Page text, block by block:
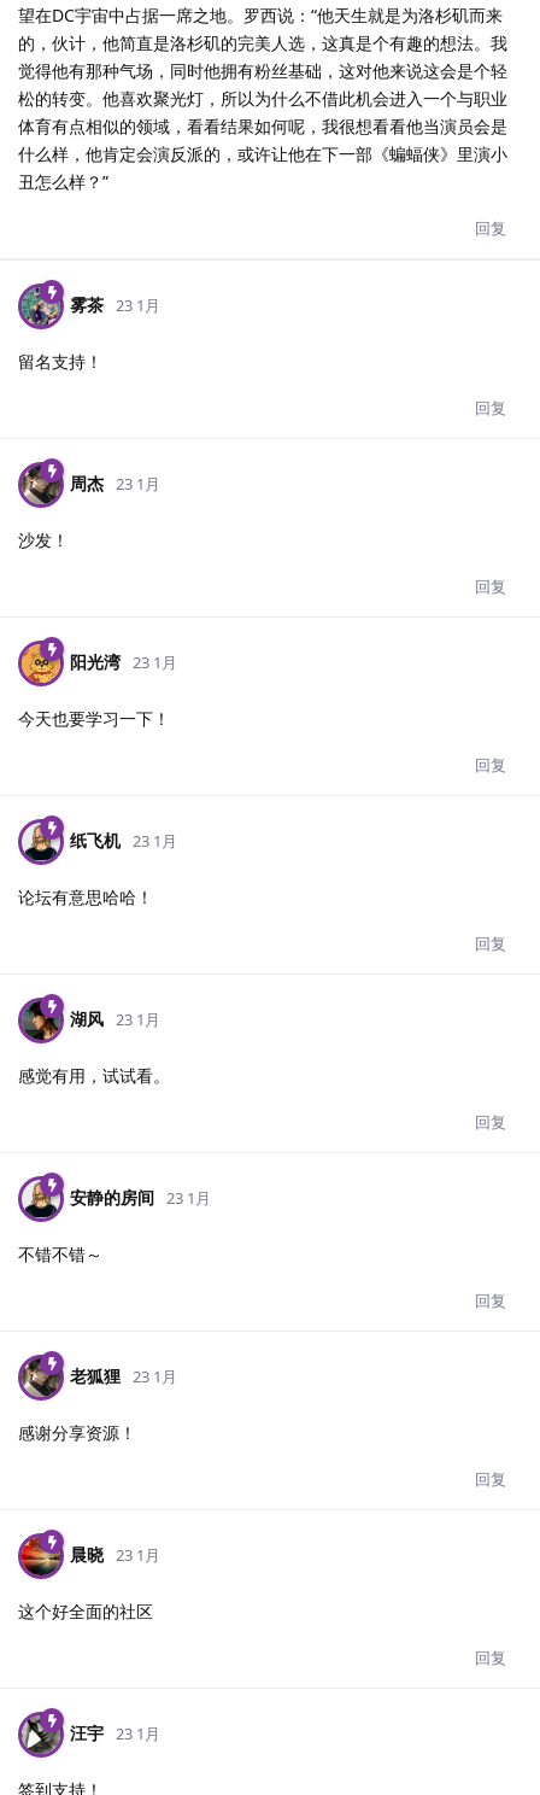
望在DC宇宙中占据一席之地。罗西说：“他天生就是为洛杉矶而来
的，伙计，他简直是洛杉矶的完美人选，这真是个有趣的想法。我
觉得他有那种气场，同时他拥有粉丝基础，这对他来说这会是个轻
松的转变。他喜欢聚光灯，所以为什么不借此机会进入一个与职业
体育有点相似的领域，看看结果如何呢，我很想看看他当演员会是
什么样，他肯定会演反派的，或许让他在下一部《蝙蝠侠》里演小
丑怎么样？”
回复
雾茶 23 1月
留名支持！
回复
周杰 23 1月
沙发！
回复
阳光湾 23 1月
今天也要学习一下！
回复
纸飞机 23 1月
论坛有意思哈哈！
回复
湖风 23 1月
感觉有用，试试看。
回复
安静的房间 23 1月
不错不错～
回复
老狐狸 23 1月
感谢分享资源！
回复
晨晓 23 1月
这个好全面的社区
回复
汪宇 23 1月
签到支持！